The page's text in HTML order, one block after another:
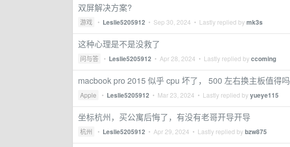
双屏解决方案?
游戏 • Leslie5205912 • Sep 30, 2024 • Lastly replied bymk3s
这种心理是不是没救了
问与答 • Leslie5205912 • Apr 28, 2024 • Lastly replied byccoming
macbook pro 2015 似乎 cpu 坏了， 500 左右换主板值得吗
Apple • Leslie5205912 • Mar 23, 2024 • Lastly replied byyueye115
坐标杭州，买公寓后悔了，有没有老哥开导开导
杭州 • Leslie5205912 • Apr 29, 2024 • Lastly replied bybzw875